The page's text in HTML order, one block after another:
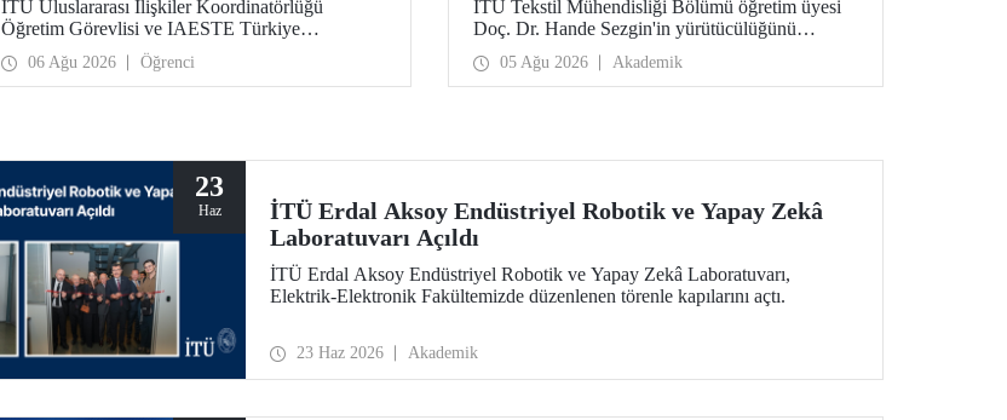
İTÜ Uluslararası İlişkiler Koordinatörlüğü
Öğretim Görevlisi ve IAESTE Türkiye
Sorumlusu Cahit Okan, akademik ilişkileri ve iş
birliğini geliştirmek amacıyla 20-27 Temmuz
tarihlerinde ABD’de dünyanın önde gelen
06 Ağu 2026 Öğrenci
Geliştirecek Projeye TÜBİTAK
Desteği
İTÜ Tekstil Mühendisliği Bölümü öğretim üyesi
Doç. Dr. Hande Sezgin'in yürütücülüğünü
üstlendiği “Sürdürülebilir Pamuk ve Polyester
Esaslı Tekstil Ürünlerinde Kullanım Koşullarına
Bağlı Mikrolif Salımı: Aşınma, UV Maruziyeti ve
proje, TÜBİTAK 2515 – COST Aksiyon Üyeleri
desteklenmeye hak kazandı.
05 Ağu 2026 Akademik
23
Haz
İTÜ Erdal Aksoy Endüstriyel Robotik ve Yapay Zekâ
Laboratuvarı Açıldı
İTÜ Erdal Aksoy Endüstriyel Robotik ve Yapay Zekâ Laboratuvarı,
Elektrik-Elektronik Fakültemizde düzenlenen törenle kapılarını açtı.
23 Haz 2026 Akademik